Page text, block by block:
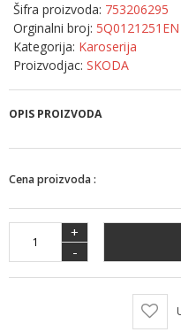
Šifra proizvoda: 753206295
Orginalni broj: 5Q0121251EN
Kategorija: Karoserija
Proizvodjac: SKODA
OPIS PROIZVODA
Cena proizvoda :
+
-